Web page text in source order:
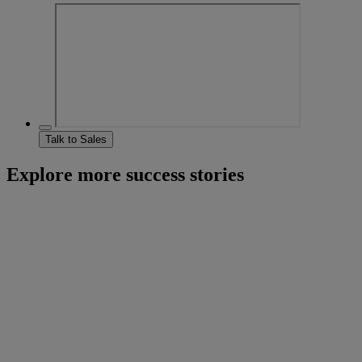
Talk to Sales
Explore more success stories